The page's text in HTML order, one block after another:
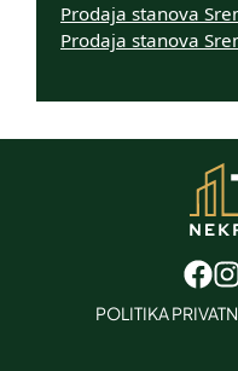
Prodaja stanova
Prodaja stanova
POLITIKA